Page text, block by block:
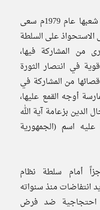
عندما شهدت إيران نجاح ثورة شعبها عام 1979م سعى
الاستحواذ على السلطة
من المشاركة فيها،
في انتصار الثورة
من المشاركة في
أوجه القمع عليها،
بزعامة آية الله
اسم (الجمهورية
أمام سلطة نظام
انتفاضات منذ سنواته
احتجاجية ضد فرض